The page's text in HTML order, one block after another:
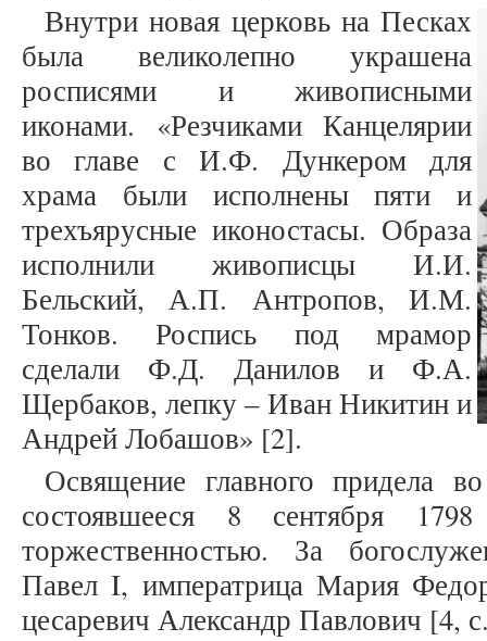
Внутри новая церковь на Песках
была великолепно украшена
росписями и живописными
иконами. «Резчиками Канцелярии
во главе с И.Ф. Дункером для
храма были исполнены пяти и
трехъярусные иконостасы. Образа
исполнили живописцы И.И.
Бельский, А.П. Антропов, И.М.
Тонков. Роспись под мрамор
сделали Ф.Д. Данилов и Ф.А.
Щербаков, лепку – Иван Никитин и
Андрей Лобашов» [2].
Освящение главного придела
состоявшееся 8 сентября
торжественностью. За
Павел I, императрица Мария
цесаревич Александр Павлович [4,